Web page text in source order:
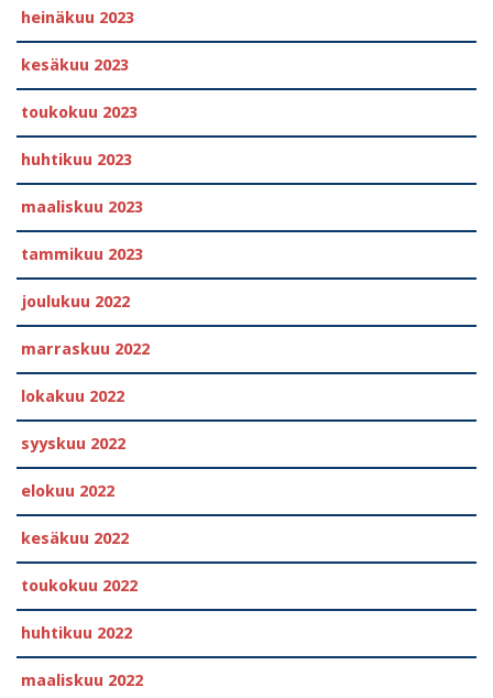
heinäkuu 2023
kesäkuu 2023
toukokuu 2023
huhtikuu 2023
maaliskuu 2023
tammikuu 2023
joulukuu 2022
marraskuu 2022
lokakuu 2022
syyskuu 2022
elokuu 2022
kesäkuu 2022
toukokuu 2022
huhtikuu 2022
maaliskuu 2022